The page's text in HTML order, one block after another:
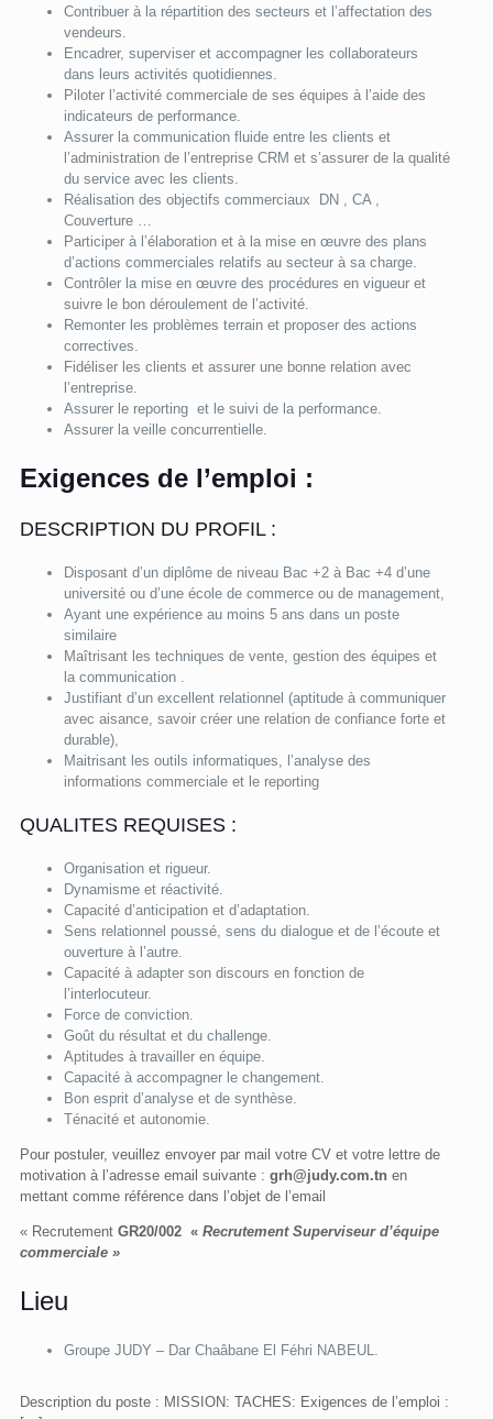
Contribuer à la répartition des secteurs et l’affectation des
vendeurs.
Encadrer, superviser et accompagner les collaborateurs
dans leurs activités quotidiennes.
Piloter l’activité commerciale de ses équipes à l’aide des
indicateurs de performance.
Assurer la communication fluide entre les clients et
l’administration de l’entreprise CRM et s’assurer de la qualité
du service avec les clients.
Réalisation des objectifs commerciaux DN , CA ,
Couverture …
Participer à l’élaboration et à la mise en œuvre des plans
d’actions commerciales relatifs au secteur à sa charge.
Contrôler la mise en œuvre des procédures en vigueur et
suivre le bon déroulement de l’activité.
Remonter les problèmes terrain et proposer des actions
correctives.
Fidéliser les clients et assurer une bonne relation avec
l’entreprise.
Assurer le reporting et le suivi de la performance.
Assurer la veille concurrentielle.
Exigences de l’emploi :
DESCRIPTION DU PROFIL :
Disposant d’un diplôme de niveau Bac +2 à Bac +4 d’une
université ou d’une école de commerce ou de management,
Ayant une expérience au moins 5 ans dans un poste
similaire
Maîtrisant les techniques de vente, gestion des équipes et
la communication .
Justifiant d’un excellent relationnel (aptitude à communiquer
avec aisance, savoir créer une relation de confiance forte et
durable),
Maitrisant les outils informatiques, l’analyse des
informations commerciale et le reporting
QUALITES REQUISES :
Organisation et rigueur.
Dynamisme et réactivité.
Capacité d’anticipation et d’adaptation.
Sens relationnel poussé, sens du dialogue et de l’écoute et
ouverture à l’autre.
Capacité à adapter son discours en fonction de
l’interlocuteur.
Force de conviction.
Goût du résultat et du challenge.
Aptitudes à travailler en équipe.
Capacité à accompagner le changement.
Bon esprit d’analyse et de synthèse.
Ténacité et autonomie.
Pour postuler, veuillez envoyer par mail votre CV et votre lettre de
motivation à l’adresse email suivante : grh@judy.com.tn en
mettant comme référence dans l’objet de l’email
« Recrutement GR20/002 « Recrutement Superviseur d’équipe
commerciale »
Lieu
Groupe JUDY – Dar Chaâbane El Féhri NABEUL.
Description du poste : MISSION: TACHES: Exigences de l’emploi :